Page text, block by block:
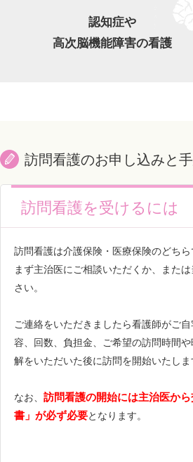
認知症や
高次脳機能障害の看護
訪問看護のお申し込みと
訪問看護を受けるには
訪問看護は介護保険・医療保険のどち
まず主治医にご相談いただくか、また
さい。
ご連絡をいただきましたら看護師がご
容、回数、負担金、ご希望の訪問時間
解をいただいた後に訪問を開始いたしま
なお、 訪問看護の開始には主治医か
書」が必ず必要となります。